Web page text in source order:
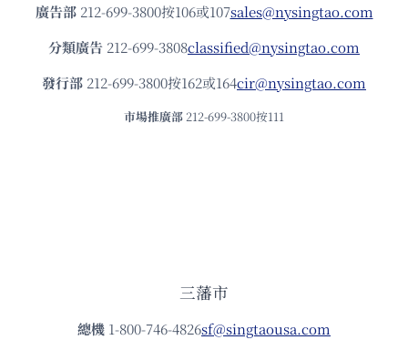
廣告部212-699-3800按106或107sales@nysingtao.com
分類廣告 212-699-3808classified@nysingtao.com
發⾏部 212-699-3800按162或164cir@nysingtao.com
市場推廣部 212-699-3800按111
三藩市
總機 1-800-746-4826sf@singtaousa.com